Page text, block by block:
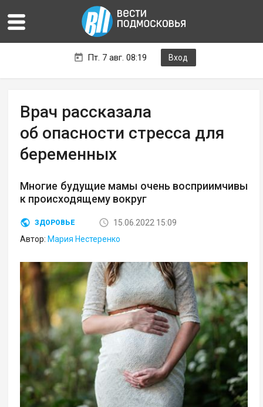
Пт. 7 авг. 08:19 Вход
Врач рассказала
об опасности стресса для
беременных
Многие будущие мамы очень восприимчивы
к происходящему вокруг
ЗДОРОВЬЕ
15.06.2022 15:09
Автор: Мария Нестеренко